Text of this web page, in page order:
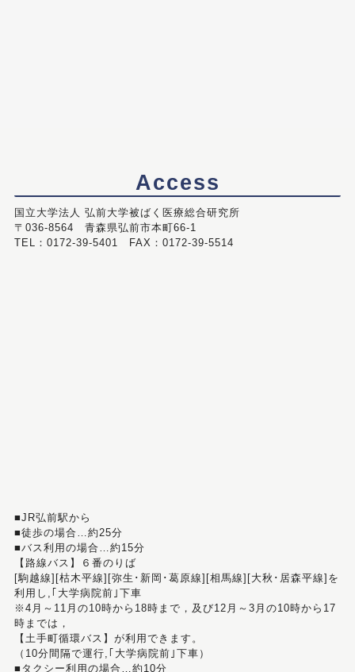
Access
国立大学法人 弘前大学被ばく医療総合研究所
〒036-8564 青森県弘前市本町66-1
TEL：0172-39-5401 FAX：0172-39-5514
■JR弘前駅から
■徒歩の場合…約25分
■バス利用の場合…約15分
【路線バス】６番のりば
[駒越線][枯木平線][弥生･新岡･葛原線][相馬線][大秋･居森平線]を
利用し,｢大学病院前｣下車
※4月～11月の10時から18時まで，及び12月～3月の10時から17
時までは，
【土手町循環バス】が利用できます。
（10分間隔で運行,｢大学病院前｣下車）
■タクシー利用の場合…約10分